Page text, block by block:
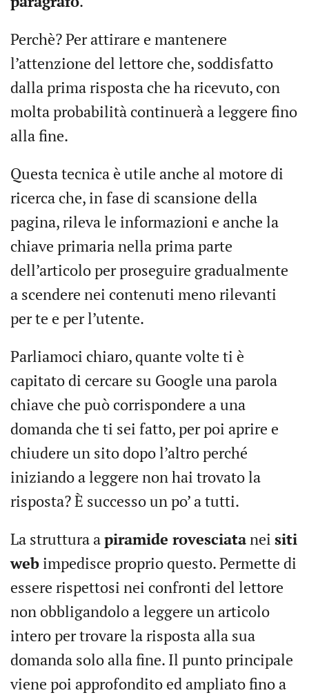
Perchè? Per attirare e mantenere
l’attenzione del lettore che, soddisfatto
dalla prima risposta che ha ricevuto, con
molta probabilità continuerà a leggere fino
alla fine.
Questa tecnica è utile anche al motore di
ricerca che, in fase di scansione della
pagina, rileva le informazioni e anche la
chiave primaria nella prima parte
dell’articolo per proseguire gradualmente
a scendere nei contenuti meno rilevanti
per te e per l’utente.
Parliamoci chiaro, quante volte ti è
capitato di cercare su Google una parola
chiave che può corrispondere a una
domanda che ti sei fatto, per poi aprire e
chiudere un sito dopo l’altro perché
iniziando a leggere non hai trovato la
risposta? È successo un po’ a tutti.
La struttura apiramide rovesciatanei siti
web impedisce proprio questo. Permette di
essere rispettosi nei confronti del lettore
non obbligandolo a leggere un articolo
intero per trovare la risposta alla sua
domanda solo alla fine. Il punto principale
viene poi approfondito ed ampliato fino a